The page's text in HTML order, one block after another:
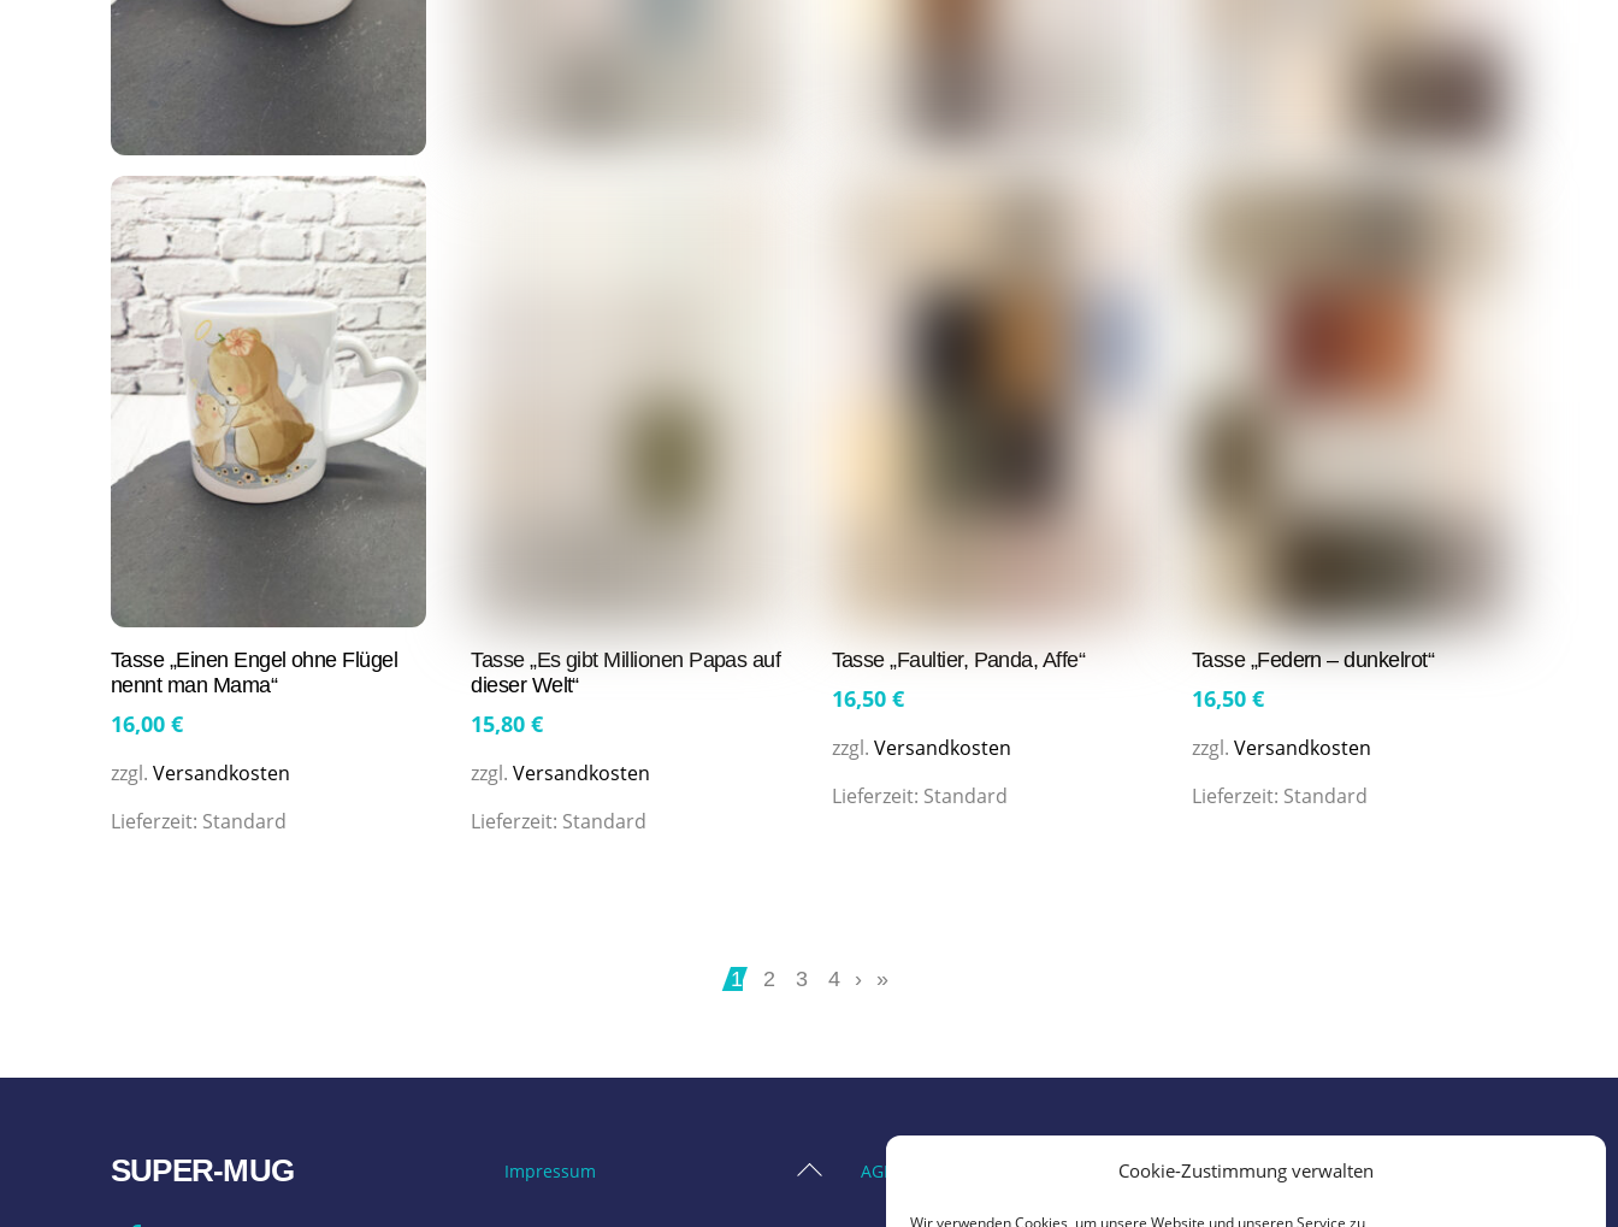
Cookie-Zustimmung verwalten
Tasse „Einen Engel ohne Flügel
nennt man Mama“
16,00 €
zzgl. Versandkosten
Lieferzeit: Standard
Tasse „Es gibt Millionen Papas auf
dieser Welt“
15,80€
zzgl.Versandkosten
Lieferzeit: Standard
Tasse „Faultier, Panda, Affe“
16,50 €
zzgl. Versandkosten
Lieferzeit: Standard
Tasse „Federn – dunkelrot“
16,50 €
zzgl. Versandkosten
Lieferzeit: Standard
1 2 3 4 › »
Back
SUPER-MUG Impressum AGB